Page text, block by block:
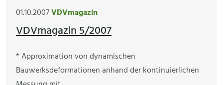
01.10.2007VDVmagazin
VDVmagazin 5/2007
* Approximation von dynamischen
Bauwerksdeformationen anhand der kontinuierlichen